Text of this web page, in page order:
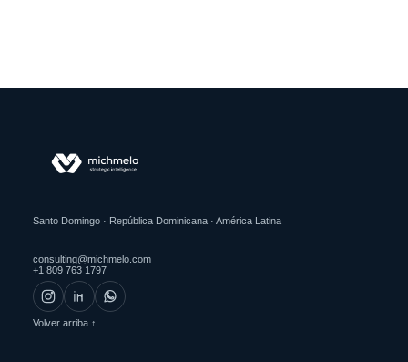
Santo Domingo · República Dominicana · América Latina
consulting@michmelo.com
+1 809 763 1797
Volver arriba ↑